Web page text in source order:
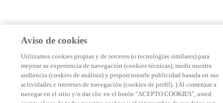
Aviso de cookies
Utilizamos cookies propias y de terceros (o tecnologías similares) para
mejorar su experiencia de navegación (cookies técnicas), medir nuestra
audiencia (cookies de análisis) y proporcionarle publicidad basada en sus
actividades e intereses de navegación (cookies de perfil). ) Al comenzar a
navegar en el sitio y/o dar clic en el botón "ACEPTO COOKIES", usted